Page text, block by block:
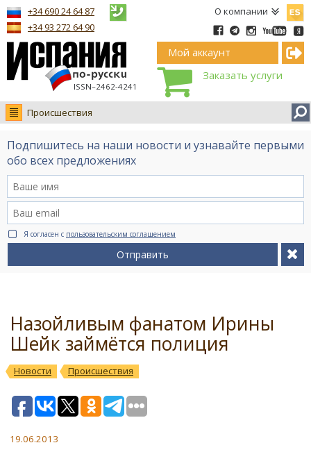
О компании
ISSN–2462-4241
+34 690 24 64 87
+34 93 272 64 90
Мой аккаунт
Заказать услуги
Происшествия
Новости
Интервью
Видео Ruso.TV
BCN life
Сервис на немецком
Подпишитесь на наши новости и узнавайте первыми
обо всех предложениях
Я согласен с пользовательским соглашением
Отправить
Назойливым фанатом Ирины
Шейк займётся полиция
Новости Происшествия
19.06.2013